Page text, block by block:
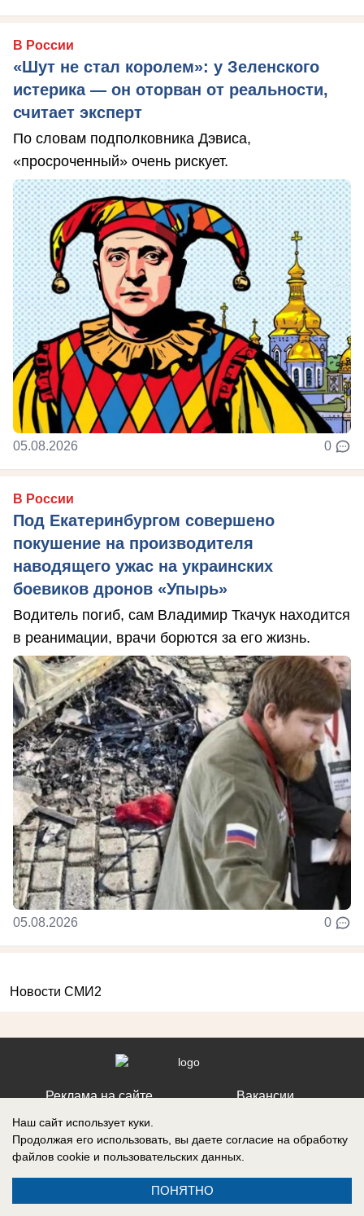
В России
«Шут не стал королем»: у Зеленского
истерика — он оторван от реальности,
считает эксперт
По словам подполковника Дэвиса,
«просроченный» очень рискует.
05.08.2026 0
В России
Под Екатеринбургом совершено
покушение на производителя
наводящего ужас на украинских
боевиков дронов «Упырь»
Водитель погиб, сам Владимир Ткачук находится
в реанимации, врачи борются за его жизнь.
05.08.2026 0
Новости СМИ2
Реклама на сайте
Контакты
Вакансии
Запись о регистрации СМИ: Эл № ФС 77-73438, выдано Федеральной
Наш сайт использует куки.
Продолжая его использовать, вы даете согласие на обработку
файлов cookie и пользовательских данных.
ПОНЯТНО